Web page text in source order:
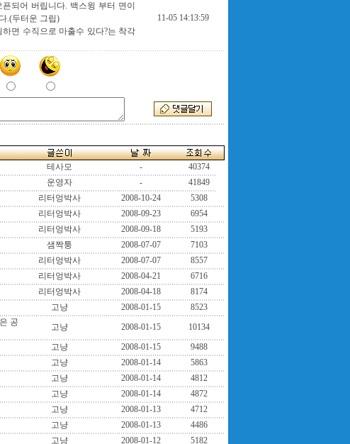
되어 버립니다. 백스윙 부터 면이
.(두터운 그립)
면 수직으로 마출수 있다?는 착각
11-05 14:13:59
테사모 -
40374
운영자 -
41849
리터엉박사 2008-10-24
5308
리터엉박사 2008-09-23
6954
리터엉박사 2008-09-18
5193
샘짝퉁 2008-07-07
7103
리터엉박사 2008-07-07
8557
리터엉박사 2008-04-21
6716
리터엉박사 2008-04-18
8174
고냥 2008-01-15
8523
공
고냥 2008-01-15
10134
고냥 2008-01-15
9488
고냥 2008-01-14
5863
고냥 2008-01-14
4812
고냥 2008-01-14
4872
고냥 2008-01-13
4712
고냥 2008-01-13
4486
고냥 2008-01-12 5182